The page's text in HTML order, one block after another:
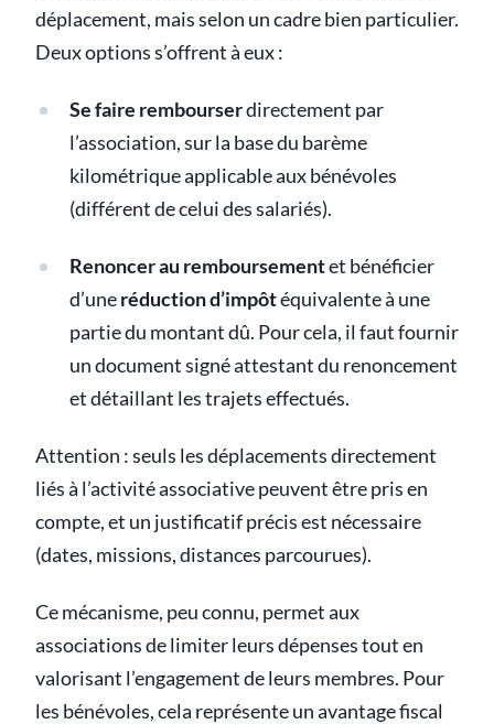
déplacement, mais selon un cadre bien particulier.
Deux options s’offrent à eux :
Se faire rembourserdirectement par
l’association, sur la base du barème
kilométrique applicable aux bénévoles
(différent de celui des salariés).
Renoncer au remboursementet bénéficier
d’uneréduction d’impôtéquivalente à une
partie du montant dû. Pour cela, il faut fournir
un document signé attestant du renoncement
et détaillant les trajets effectués.
Attention : seuls les déplacements directement
liés à l’activité associative peuvent être pris en
compte, et un justificatif précis est nécessaire
(dates, missions, distances parcourues).
Ce mécanisme, peu connu, permet aux
associations de limiter leurs dépenses tout en
valorisant l’engagement de leurs membres. Pour
les bénévoles, cela représente un avantage fiscal